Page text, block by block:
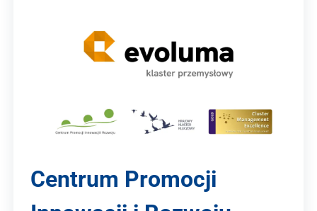
Centrum Promocji